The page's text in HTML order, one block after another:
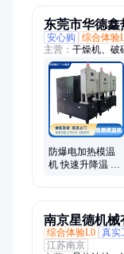
东莞市华德鑫
安心购
综合体验
主营： 干燥机、破
温机、加热器、
水机、控制机、
应釜油温机、拌
防爆电加热模温
机 快速升降温 给
南京星德机械
综合体验L0 真实
江苏南京